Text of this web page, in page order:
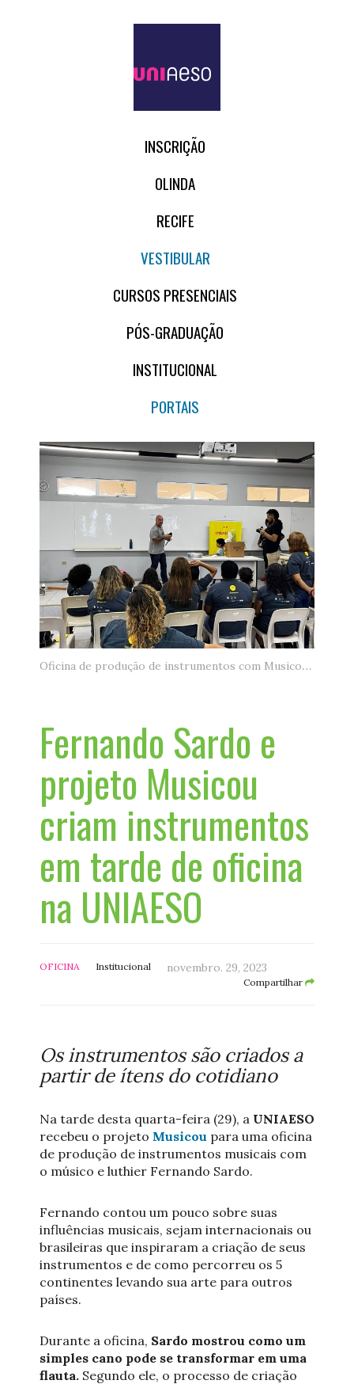
INSCRIÇÃO
OLINDA
RECIFE
VESTIBULAR
CURSOS PRESENCIAIS
PÓS-GRADUAÇÃO
INSTITUCIONAL
PORTAIS
Oficina de produção de instrumentos com Musicou e Fernando Sardo.jpg
Fernando Sardo e
projeto Musicou
criam instrumentos
em tarde de oficina
na UNIAESO
OFICINA Institucional novembro. 29, 2023
Compartilhar
Os instrumentos são criados a
partir de ítens do cotidiano
Na tarde desta quarta-feira (29), a UNIAESO
recebeu o projeto Musicou para uma oficina
de produção de instrumentos musicais com
o músico e luthier Fernando Sardo.
Fernando contou um pouco sobre suas
influências musicais, sejam internacionais ou
brasileiras que inspiraram a criação de seus
instrumentos e de como percorreu os 5
continentes levando sua arte para outros
países.
Durante a oficina, Sardo mostrou como um
simples cano pode se transformar em uma
flauta. Segundo ele, o processo de criação